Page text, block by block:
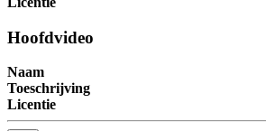
Hoofdvideo
Naam
Toeschrijving
Licentie